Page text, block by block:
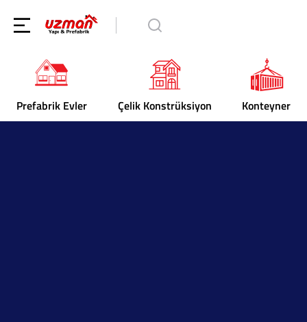
Prefabrik Evler Çelik Konstrüksiyon Konteyner